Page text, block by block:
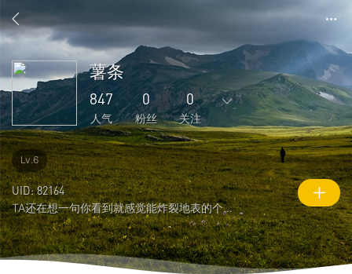
薯条
847
人气
0
粉丝
0
关注
249
主题
97
回复
1
好友
0
粉丝
0
关注
0
说说
847
人气
3596
积分
Lv.6
UID: 82164
TA还在想一句你看到就感觉能炸裂地表的个性签名